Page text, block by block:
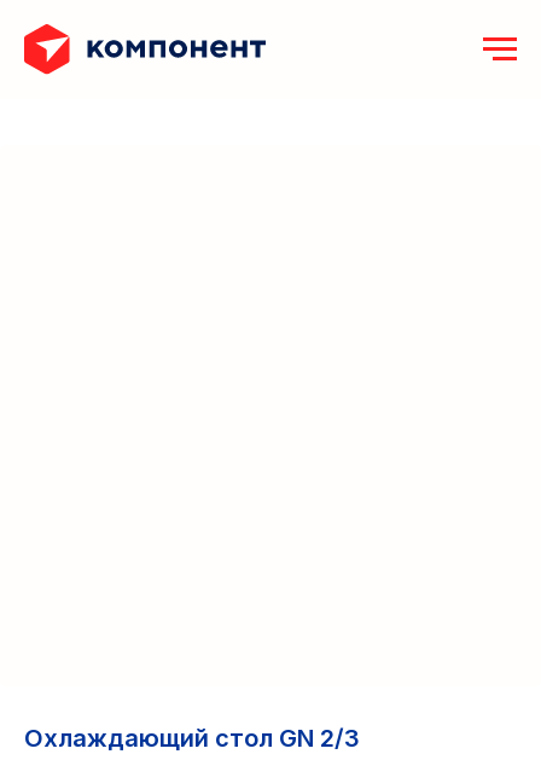
Охлаждающий стол GN 2/3